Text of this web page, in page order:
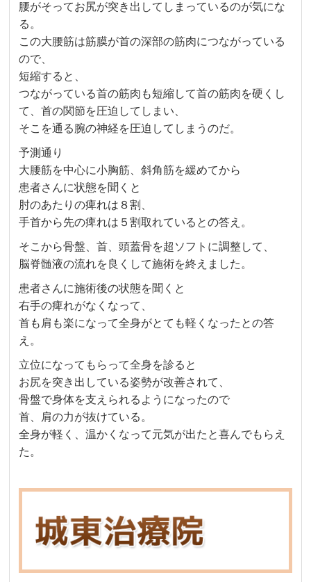
腰がそってお尻が突き出してしまっているのが気にな
る。
この大腰筋は筋膜が首の深部の筋肉につながっている
ので、
短縮すると、
つながっている首の筋肉も短縮して首の筋肉を硬くし
て、首の関節を圧迫してしまい、
そこを通る腕の神経を圧迫してしまうのだ。
予測通り
大腰筋を中心に小胸筋、斜角筋を緩めてから
患者さんに状態を聞くと
肘のあたりの痺れは８割、
手首から先の痺れは５割取れているとの答え。
そこから骨盤、首、頭蓋骨を超ソフトに調整して、
脳脊髄液の流れを良くして施術を終えました。
患者さんに施術後の状態を聞くと
右手の痺れがなくなって、
首も肩も楽になって全身がとても軽くなったとの答
え。
立位になってもらって全身を診ると
お尻を突き出している姿勢が改善されて、
骨盤で身体を支えられるようになったので
首、肩の力が抜けている。
全身が軽く、温かくなって元気が出たと喜んでもらえ
た。